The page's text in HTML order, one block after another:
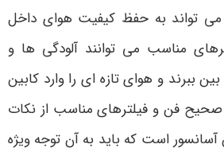
می تواند به حفظ کیفیت هوای داخل
مناسب می توانند آلودگی ها و
ببرند و هوای تازه ای را وارد کابین
صحیح فن و فیلترهای مناسب از نکات
است که باید به آن توجه ویژه